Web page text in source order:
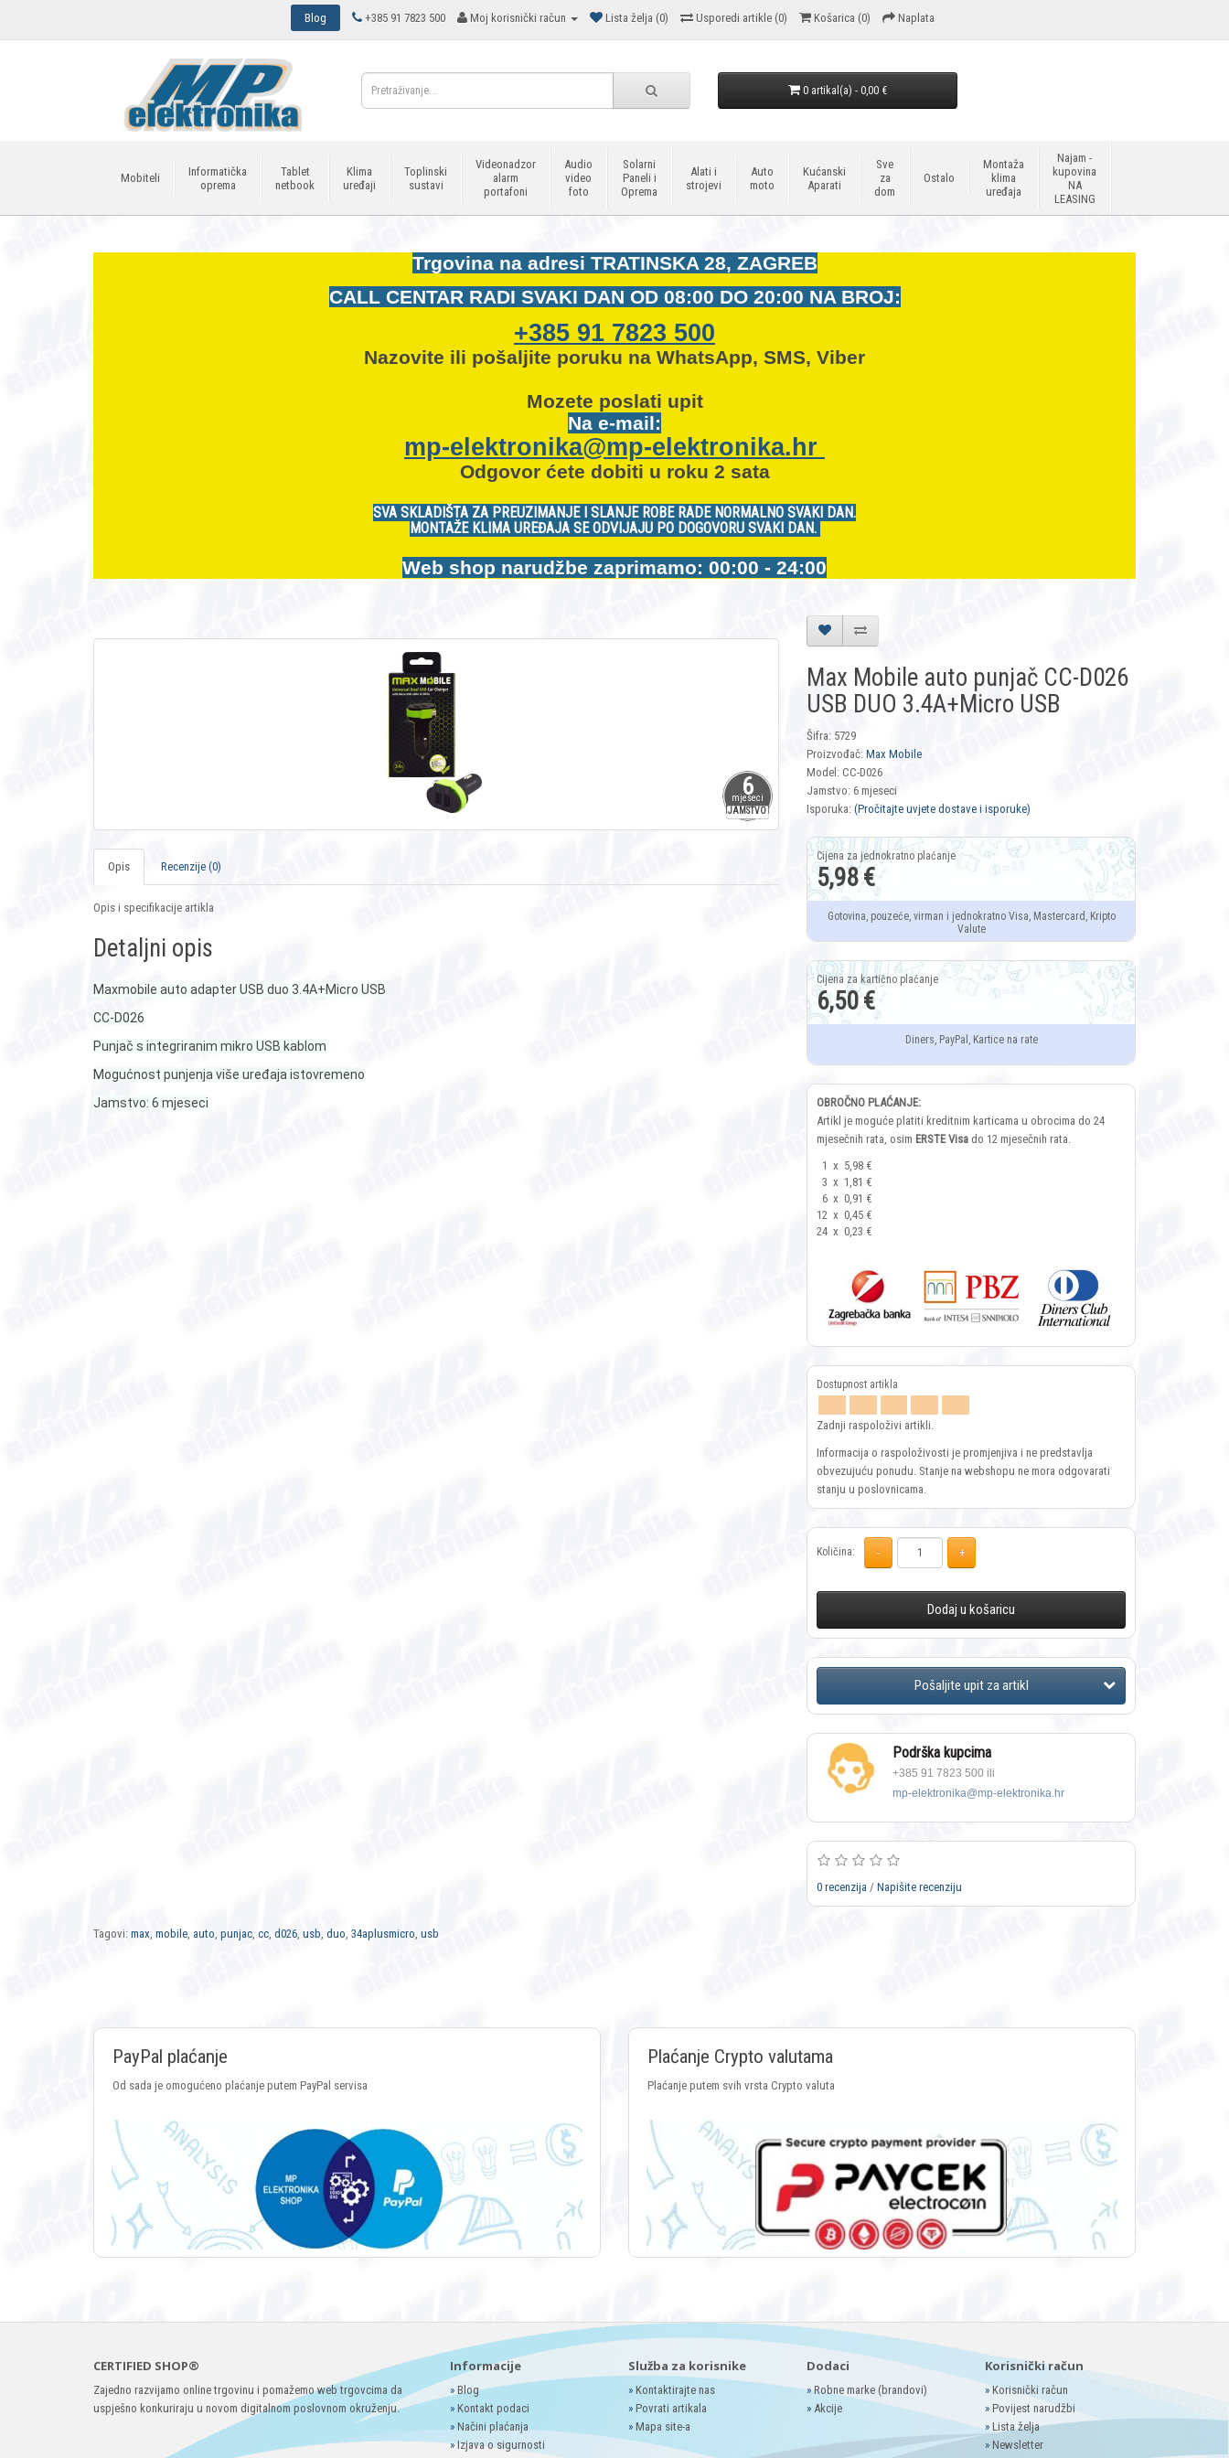
Blog +385 91 7823 500 Moj korisnički račun Lista želja (0) Usporedi artikle (0) Košarica (0) Naplata
0 artikal(a) - 0,00 €
Mobiteli
Informatička
oprema
Tablet
netbook
Klima
uređaji
Toplinski
sustavi
Videonadzor
alarm
portafoni
Audio
video
foto
Solarni
Paneli i
Oprema
Alati i
strojevi
Auto
moto
Kućanski
Aparati
Sve
za
dom
Ostalo
Montaža
klima
uređaja
Najam -
kupovina
NA
LEASING
Trgovina na adresi TRATINSKA 28, ZAGREB
CALL CENTAR RADI SVAKI DAN OD 08:00 DO 20:00 NA BROJ:
+385 91 7823 500
Nazovite ili pošaljite poruku na WhatsApp, SMS, Viber
Mozete poslati upit
Na e-mail:
mp-elektronika@mp-elektronika.hr
Odgovor ćete dobiti u roku 2 sata
SVA SKLADIŠTA ZA PREUZIMANJE I SLANJE ROBE RADE NORMALNO SVAKI DAN.
MONTAŽE KLIMA UREĐAJA SE ODVIJAJU PO DOGOVORU SVAKI DAN.
Web shop narudžbe zaprimamo: 00:00 - 24:00
6
mjeseci
JAMSTVO
Opis Recenzije (0)
Opis i specifikacije artikla
Detaljni opis
Maxmobile auto adapter USB duo 3.4A+Micro USB
CC-D026
Punjač s integriranim mikro USB kablom
Mogućnost punjenja više uređaja istovremeno
Jamstvo: 6 mjeseci
Max Mobile auto punjač CC-D026
USB DUO 3.4A+Micro USB
Šifra: 5729
Proizvođač: Max Mobile
Model: CC-D026
Jamstvo: 6 mjeseci
Isporuka: (Pročitajte uvjete dostave i isporuke)
5,98 €
Gotovina, pouzeće, virman i jednokratno Visa, Mastercard, Kripto
Valute
6,50 €
Diners, PayPal, Kartice na rate
OBROČNO PLAĆANJE:
Artikl je moguće platiti kreditnim karticama u obrocima do 24
mjesečnih rata, osim ERSTE Visa do 12 mjesečnih rata.
1 x 5,98 €
3 x 1,81 €
6 x 0,91 €
12 x 0,45 €
24 x 0,23 €
Zadnji raspoloživi artikli.
Informacija o raspoloživosti je promjenjiva i ne predstavlja
obvezujuću ponudu. Stanje na webshopu ne mora odgovarati
stanju u poslovnicama.
Količina:
Dodaj u košaricu
Podrška kupcima
+385 91 7823 500 ili
mp-elektronika@mp-elektronika.hr
0 recenzija / Napišite recenziju
Tagovi: max, mobile, auto, punjac, cc, d026, usb, duo, 34aplusmicro, usb
PayPal plaćanje
Od sada je omogućeno plaćanje putem PayPal servisa
Plaćanje Crypto valutama
Plaćanje putem svih vrsta Crypto valuta
CERTIFIED SHOP®
Zajedno razvijamo online trgovinu i pomažemo web trgovcima da
uspješno konkuriraju u novom digitalnom poslovnom okruženju.
Informacije
» Blog
» Kontakt podaci
» Načini plaćanja
»Izjava o sigurnosti
Služba za korisnike
» Kontaktirajte nas
» Povrati artikala
» Mapa site-a
Dodaci
»Robne marke (brandovi)
» Akcije
Korisnički račun
» Korisnički račun
» Povijest narudžbi
» Lista želja
» Newsletter